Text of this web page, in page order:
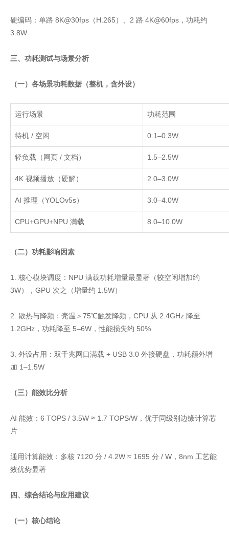
硬编码：单路 8K@30fps（H.265）、2 路 4K@60fps，功耗约
3.8W
三、功耗测试与场景分析
（一）各场景功耗数据（整机，含外设）
运行场景 功耗范围
待机 / 空闲 0.1–0.3W
轻负载（网页 / 文档） 1.5–2.5W
4K 视频播放（硬解） 2.0–3.0W
AI 推理（YOLOv5s） 3.0–4.0W
CPU+GPU+NPU 满载 8.0–10.0W
（二）功耗影响因素
1. 核心模块调度：NPU 满载功耗增量最显著（较空闲增加约
3W），GPU 次之（增量约 1.5W）
2. 散热与降频：壳温＞75℃触发降频，CPU 从 2.4GHz 降至
1.2GHz，功耗降至 5–6W，性能损失约 50%
3. 外设占用：双千兆网口满载 + USB 3.0 外接硬盘，功耗额外增
加 1–1.5W
（三）能效比分析
AI 能效：6 TOPS / 3.5W ≈ 1.7 TOPS/W，优于同级别边缘计算芯
片
通用计算能效：多核 7120 分 / 4.2W ≈ 1695 分 / W，8nm 工艺能
效优势显著
四、综合结论与应用建议
（一）核心结论